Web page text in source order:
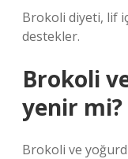
Brokoli diyeti, lif
destekler.
Brokoli
yenir mi?
Brokoli ve